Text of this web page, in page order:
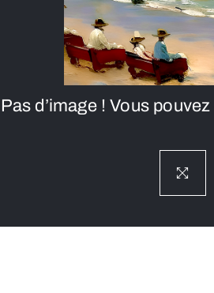
Pas d’image ! Vous